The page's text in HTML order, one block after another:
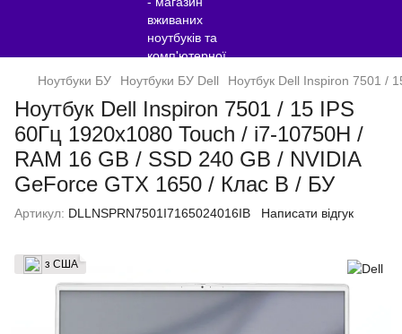
Ноутбуки БУ Ноутбуки БУ Dell Ноутбук Dell Inspiron 7501 /
Ноутбук Dell Inspiron 7501 / 15 IPS
60Гц 1920x1080 Touch / i7-10750H /
RAM 16 GB / SSD 240 GB / NVIDIA
GeForce GTX 1650 / Клас B / БУ
Артикул: DLLNSPRN7501I7165024016IB Написати відгук
з США